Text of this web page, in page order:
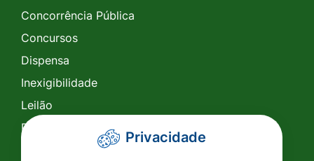
Concorrência Pública
Concursos
Dispensa
Inexigibilidade
Leilão
Pregão Eletrônico
Pregão Presencial
Privacidade